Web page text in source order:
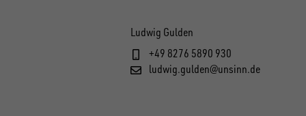
Ludwig Gulden
+49 8276 5890 930
ludwig.gulden@unsinn.de